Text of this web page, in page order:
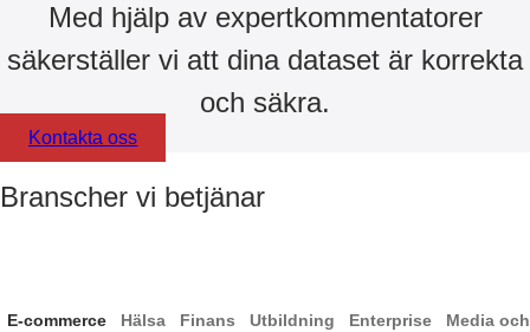
Med hjälp av expertkommentatorer
säkerställer vi att dina dataset är korrekta
och säkra.
Kontakta oss
Branscher vi betjänar
E-commerce Hälsa Finans Utbildning Enterprise Media